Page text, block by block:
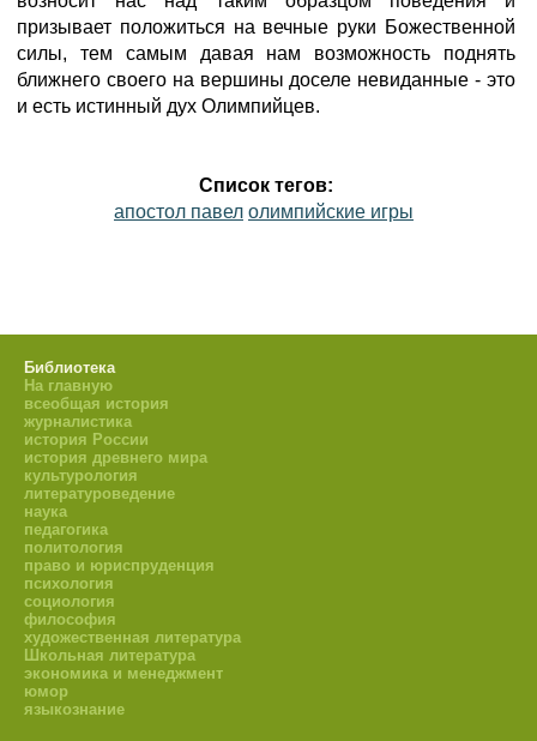
призывает положиться на вечные руки Божественной
силы, тем самым давая нам возможность поднять
ближнего своего на вершины доселе невиданные - это
и есть истинный дух Олимпийцев.
Список тегов:
апостол павел олимпийские игры
Библиотека
На главную
всеобщая история
журналистика
история России
история древнего мира
культурология
литературоведение
наука
педагогика
политология
право и юриспруденция
психология
социология
философия
художественная литература
Школьная литература
экономика и менеджмент
юмор
языкознание